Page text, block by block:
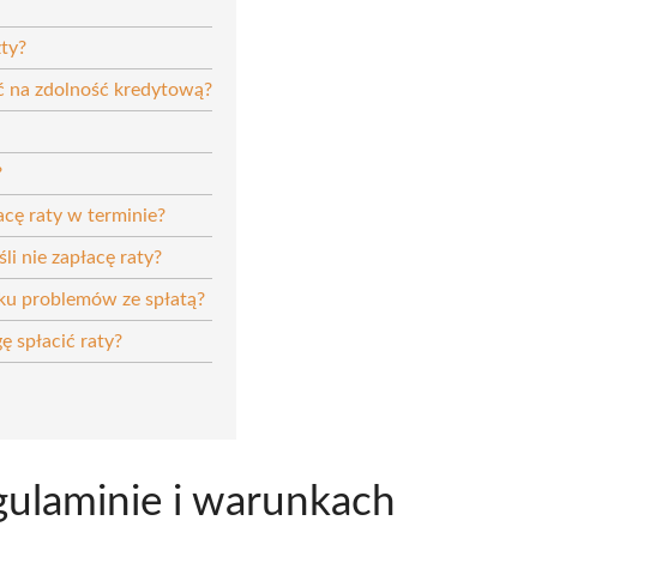
na zdolność kredytową?
raty w terminie?
nie zapłacę raty?
problemów ze spłatą?
spłacić raty?
i warunkach